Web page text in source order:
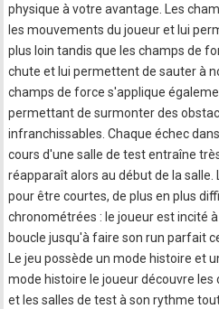
physique à votre avantage. Les
les mouvements du joueur et lui
plus loin tandis que les champs de
chute et lui permettent de sauter à
champs de force s'applique
permettant de surmonter des
infranchissables. Chaque échec
cours d'une salle de test entraîne
réapparaît alors au début de la
pour être courtes, de plus en plus
chronométrées : le joueur est incité
boucle jusqu'à faire son run parfait
Le jeu possède un mode histoire et
mode histoire le joueur découvre
et les salles de test à son rythme